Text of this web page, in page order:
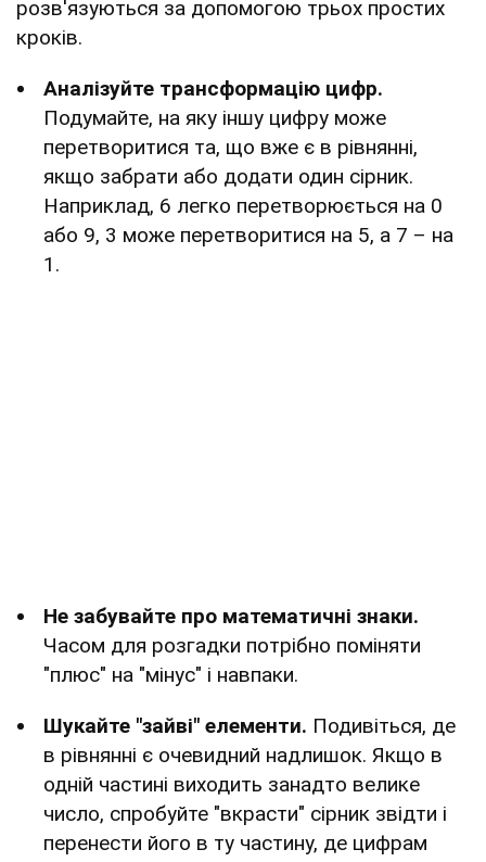
розв'язуються за допомогою трьох простих
кроків.
Аналізуйте трансформацію цифр.
Подумайте, на яку іншу цифру може
перетворитися та, що вже є в рівнянні,
якщо забрати або додати один сірник.
Наприклад, 6 легко перетворюється на 0
або 9, 3 може перетворитися на 5, а 7 – на
1.
Не забувайте про математичні знаки.
Часом для розгадки потрібно поміняти
"плюс" на "мінус" і навпаки.
Шукайте "зайві" елементи. Подивіться, де
в рівнянні є очевидний надлишок. Якщо в
одній частині виходить занадто велике
число, спробуйте "вкрасти" сірник звідти і
перенести його в ту частину, де цифрам